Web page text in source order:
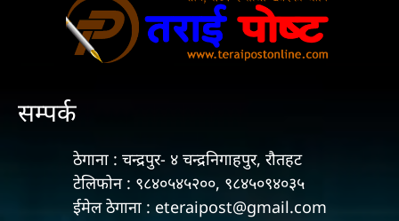
सम्पर्क
ठेगाना : चन्द्रपुर- ४ चन्द्रनिगाहपुर, रौतहट
टेलिफोन : ९८४०५४५२००, ९८४५०९४०३५
ईमेल ठेगाना : eteraipost@gmail.com